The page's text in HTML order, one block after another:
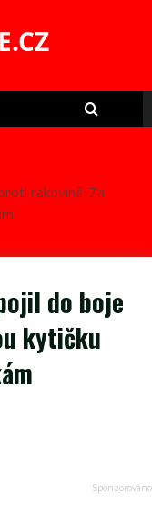
rakovině: Za
do boje
kytičku